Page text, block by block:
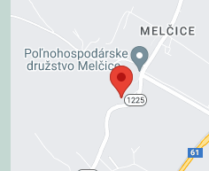
Externý obsah je
blokovaný Voľbami
súkromia
Prajete si načítať externý obsah?
Povoliť tentokrát